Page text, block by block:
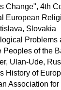
Change", 4th
European
Slovakia
Problems
Peoples of the
Ulan-Ude,
History of
Association